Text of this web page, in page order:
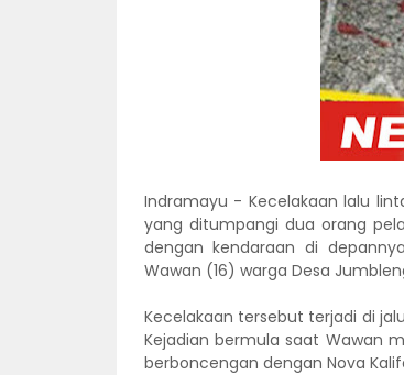
Indramayu - Kecelakaan lalu
yang ditumpangi dua orang
dengan kendaraan di
Wawan (16) warga Desa
Kecelakaan tersebut terjadi di
Kejadian bermula saat Wawan
berboncengan dengan Nova